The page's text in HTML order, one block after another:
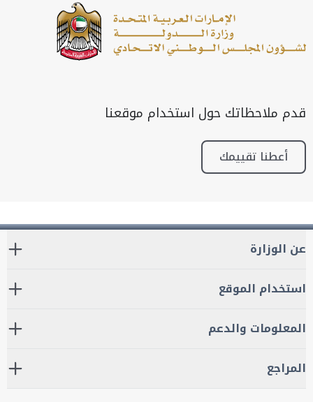
قدم ملاحظاتك حول استخدام موقعنا
أعطنا تقييمك
عن الوزارة
استخدام الموقع
المعلومات والدعم
المراجع